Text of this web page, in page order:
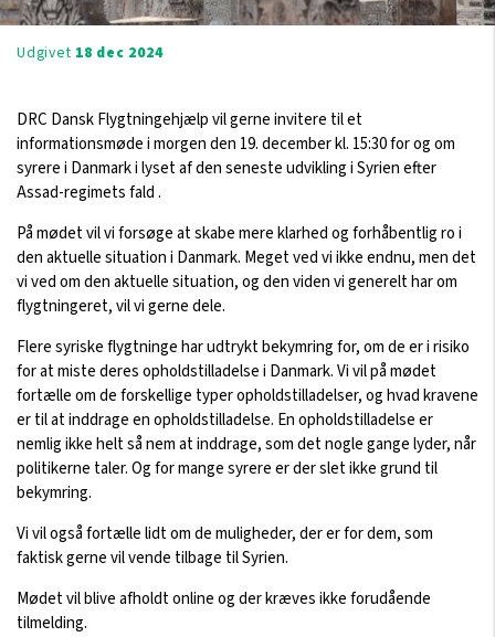
Udgivet 18 dec 2024
DRC Dansk Flygtningehjælp vil gerne invitere til et
informationsmøde i morgen den 19. december kl. 15:30 for og om
syrere i Danmark i lyset af den seneste udvikling i Syrien efter
Assad-regimets fald .
På mødet vil vi forsøge at skabe mere klarhed og forhåbentlig ro i
den aktuelle situation i Danmark. Meget ved vi ikke endnu, men det
vi ved om den aktuelle situation, og den viden vi generelt har om
flygtningeret, vil vi gerne dele.
Flere syriske flygtninge har udtrykt bekymring for, om de er i risiko
for at miste deres opholdstilladelse i Danmark. Vi vil på mødet
fortælle om de forskellige typer opholdstilladelser, og hvad kravene
er til at inddrage en opholdstilladelse. En opholdstilladelse er
nemlig ikke helt så nem at inddrage, som det nogle gange lyder, når
politikerne taler. Og for mange syrere er der slet ikke grund til
bekymring.
Vi vil også fortælle lidt om de muligheder, der er for dem, som
faktisk gerne vil vende tilbage til Syrien.
Mødet vil blive afholdt online og der kræves ikke forudående
tilmelding.